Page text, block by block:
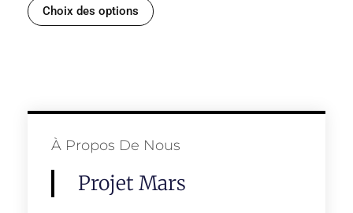
Choix des options
À Propos De Nous
Projet Mars